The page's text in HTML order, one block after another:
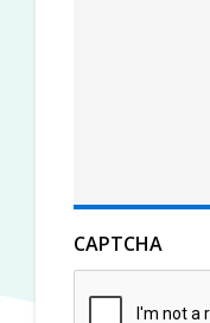
CAPTCHA